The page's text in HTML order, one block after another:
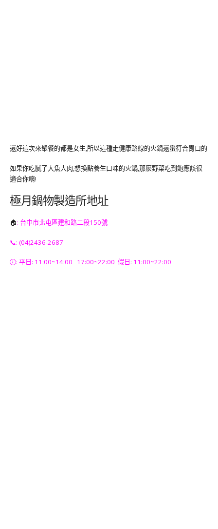
還好這次來聚餐的都是女生,所以這種走健康路線的火鍋還蠻符合胃口的
如果你吃膩了大魚大肉,想換點養生口味的火鍋,那麼野菜吃到飽應該很
適合你唷!
極月鍋物製造所地址
🏠: 台中市北屯區建和路二段150號
📞: (04)2436-2687
🕖: 平日: 11:00~14:00 17:00~22:00 假日: 11:00~22:00